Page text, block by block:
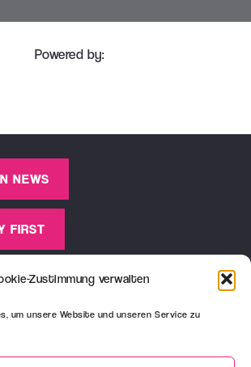
Zustimmung verwalten
um unsere Website und unseren Service zu
Powered by:
NEWS
FIRST
POST